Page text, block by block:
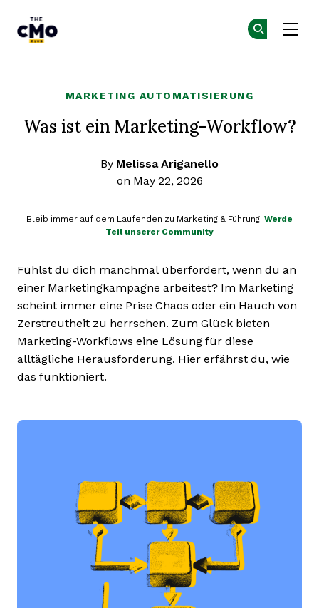
MARKETING AUTOMATISIERUNG
Was ist ein Marketing-Workflow?
By Melissa Ariganello
on May 22, 2026
Bleib immer auf dem Laufenden zu Marketing & Führung. Werde
Teil unserer Community
Fühlst du dich manchmal überfordert, wenn du an
einer Marketingkampagne arbeitest? Im Marketing
scheint immer eine Prise Chaos oder ein Hauch von
Zerstreutheit zu herrschen. Zum Glück bieten
Marketing-Workflows eine Lösung für diese
alltägliche Herausforderung. Hier erfährst du, wie
das funktioniert.